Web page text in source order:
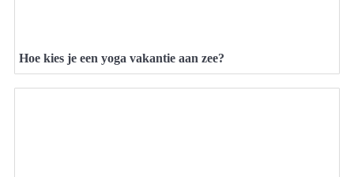
Hoe kies je een yoga vakantie aan zee?